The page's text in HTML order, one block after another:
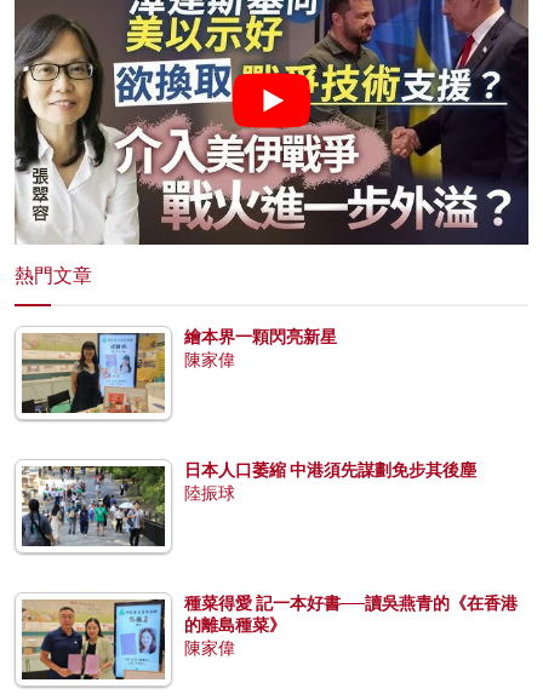
熱門文章
繪本界一顆閃亮新星
陳家偉
日本人口萎縮 中港須先謀劃免步其後塵
陸振球
種菜得愛 記一本好書──讀吳燕青的《在香港
的離島種菜》
陳家偉